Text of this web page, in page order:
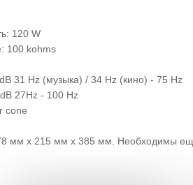
120 W
100 kohms
31 Hz (музыка) / 34 Hz (кино) - 75 Hz
27Hz - 100 Hz
cone
мм х 215 мм х 385 мм. Необходимы